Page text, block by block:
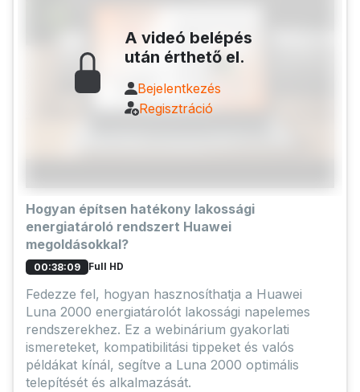
A videó belépés
után érthető el.
Bejelentkezés
Regisztráció
Hogyan építsen hatékony lakossági
energiatároló rendszert Huawei
megoldásokkal?
00:38:09 Full HD
Fedezze fel, hogyan hasznosíthatja a Huawei
Luna 2000 energiatárolót lakossági napelemes
rendszerekhez. Ez a webinárium gyakorlati
ismereteket, kompatibilitási tippeket és valós
példákat kínál, segítve a Luna 2000 optimális
telepítését és alkalmazását.